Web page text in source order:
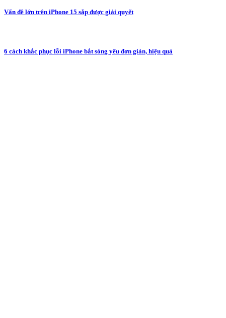
Vấn đề lớn trên iPhone 15 sắp được giải quyết
6 cách khắc phục lỗi iPhone bắt sóng yếu đơn giản, hiệu quả